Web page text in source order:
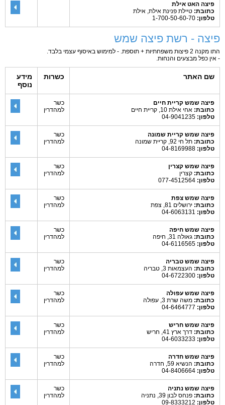
פיצה האט אילת
כתובת: טיילת פנינת אילת, אילת
טלפון:
פיצה - רשת פיצה שמש
התו מקנה 2 פיצות משפחתיות + תוספת. - למימוש באיסוף עצמי בלבד.
- אין כפל מבצעים והנחות.
שם האתר כשרות
מידע
נוסף
פיצה שמש קריית חיים
כתובת: אחי אילת 10, קריית חיים
טלפון:
כשר
למהדרין
פיצה שמש קריית שמונה
כתובת: תל חי 92, קריית שמונה
טלפון:
כשר
למהדרין
פיצה שמש קצרין
כתובת: קצרין
טלפון:
כשר
למהדרין
פיצה שמש צפת
כתובת: ירושלים 81, צפת
טלפון:
כשר
למהדרין
פיצה שמש חיפה
כתובת: גאולה 31, חיפה
טלפון:
כשר
למהדרין
פיצה שמש טבריה
כתובת: העצמאות 3, טבריה
טלפון:
כשר
למהדרין
פיצה שמש עפולה
כתובת: משה שרת 3, עפולה
טלפון:
כשר
למהדרין
פיצה שמש חריש
כתובת: דרך ארץ 41, חריש
טלפון:
כשר
למהדרין
פיצה שמש חדרה
כתובת: הנשיא 59, חדרה
טלפון:
כשר
למהדרין
פיצה שמש נתניה
כתובת: פנחס לבון 39, נתניה
טלפון:
כשר
למהדרין